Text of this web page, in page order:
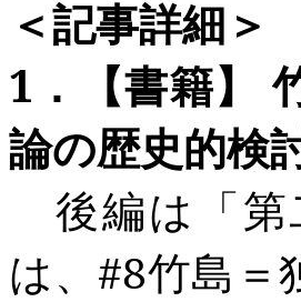
＜記事詳細＞
1 ． 【書籍】
論の歴史的検
後編は「
は、#8竹島＝